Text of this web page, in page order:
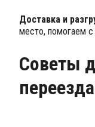
Доставка и
место, помогаем с
Советы